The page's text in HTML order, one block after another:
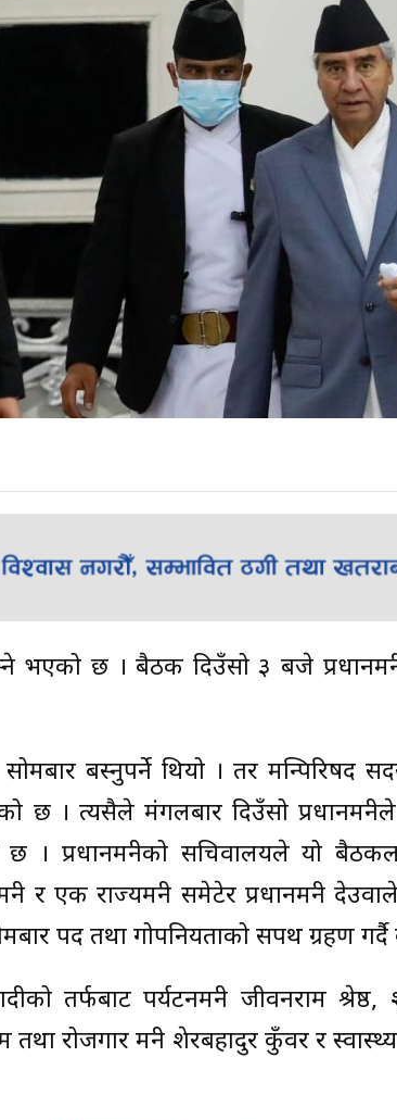
भएको छ । बैठक दिउँसो ३ बजे
सोमबार बस्नुपर्ने थियो । तर
। त्यसैले मंगलबार दिउँसो
। प्रधानमन्त्रीको सचिवालयले यो
र एक राज्यमन्त्री समेटेर प्रधानमन्त्री
पद तथा गोपनियताको सपथ ग्रहण
तर्फबाट पर्यटनमन्त्री जीवनराम श्रेष्ठ,
तथा रोजगार मन्त्री शेरबहादुर कुँवर र